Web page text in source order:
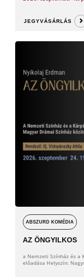
JEGYVÁSÁRLÁS
ABSZURD KOMÉDIA
AZ ÖNGYILKOS
a Nemzeti Színház és a
előadása Helyszín: